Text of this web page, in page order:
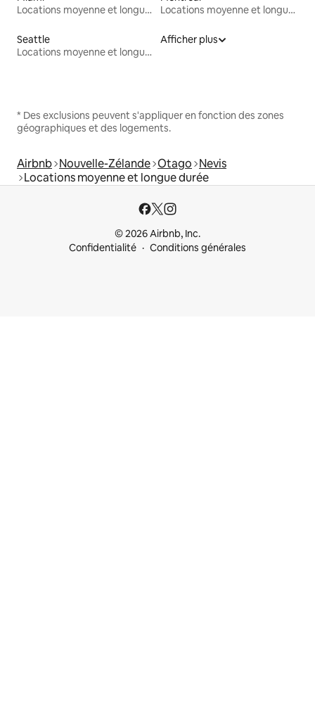
Locations moyenne et longue durée
Locations moyenne et longue durée
Seattle
Locations moyenne et longue durée
Afficher plus
* Des exclusions peuvent s'appliquer en fonction des zones
géographiques et des logements.
Airbnb Nouvelle-Zélande Otago Nevis
Locations moyenne et longue durée
© 2026 Airbnb, Inc.
Confidentialité
Conditions générales